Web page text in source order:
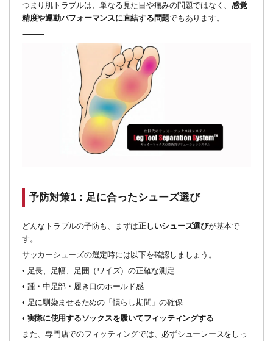
つまり肌トラブルは、単なる見た目や痛みの問題ではなく、 感覚
精度や運動パフォーマンスに直結する問題でもあります。
⸻
予防対策1：足に合ったシューズ選び
どんなトラブルの予防も、まずは正しいシューズ選びが基本で
す。
サッカーシューズの選定時には以下を確認しましょう。
• 足長、足幅、足囲（ワイズ）の正確な測定
• 踵・中足部・履き口のホールド感
• 足に馴染ませるための「慣らし期間」の確保
• 実際に使用するソックスを履いてフィッティングする
また、専門店でのフィッティングでは、必ずシューレースをしっ